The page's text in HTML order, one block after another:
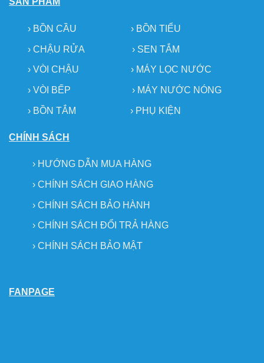
› BỒN CẦU › BỒN TIỂU
› CHẬU RỬA › SEN TẮM
› VÒI CHẬU › MÁY LỌC NƯỚC
› VÒI BẾP › MÁY NƯỚC NÓNG
› BỒN TẮM › PHỤ KIỆN
CHÍNH SÁCH
› HƯỚNG DẪN MUA HÀNG
› CHÍNH SÁCH GIAO HÀNG
› CHÍNH SÁCH BẢO HÀNH
› CHÍNH SÁCH ĐỔI TRẢ HÀNG
› CHÍNH SÁCH BẢO MẬT
FANPAGE